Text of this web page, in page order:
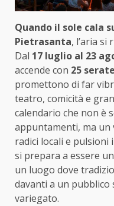
Quando il sole cala
Pietrasanta, l’aria si
Dal 17 luglio al 23
accende con 25
promettono di far
teatro, comicità e
calendario che non è
appuntamenti, ma un
radici locali e pulsioni
si prepara a essere
un luogo dove
davanti a un pubblico
variegato.